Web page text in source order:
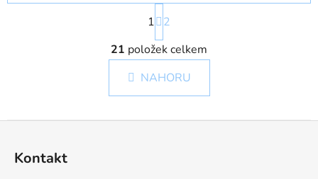
O
v
l
á
d
a
S
t
r
á
n
k
á
1
2
21 položek celkem
NAHORU
Kontakt